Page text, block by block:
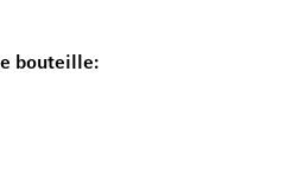
bouteille